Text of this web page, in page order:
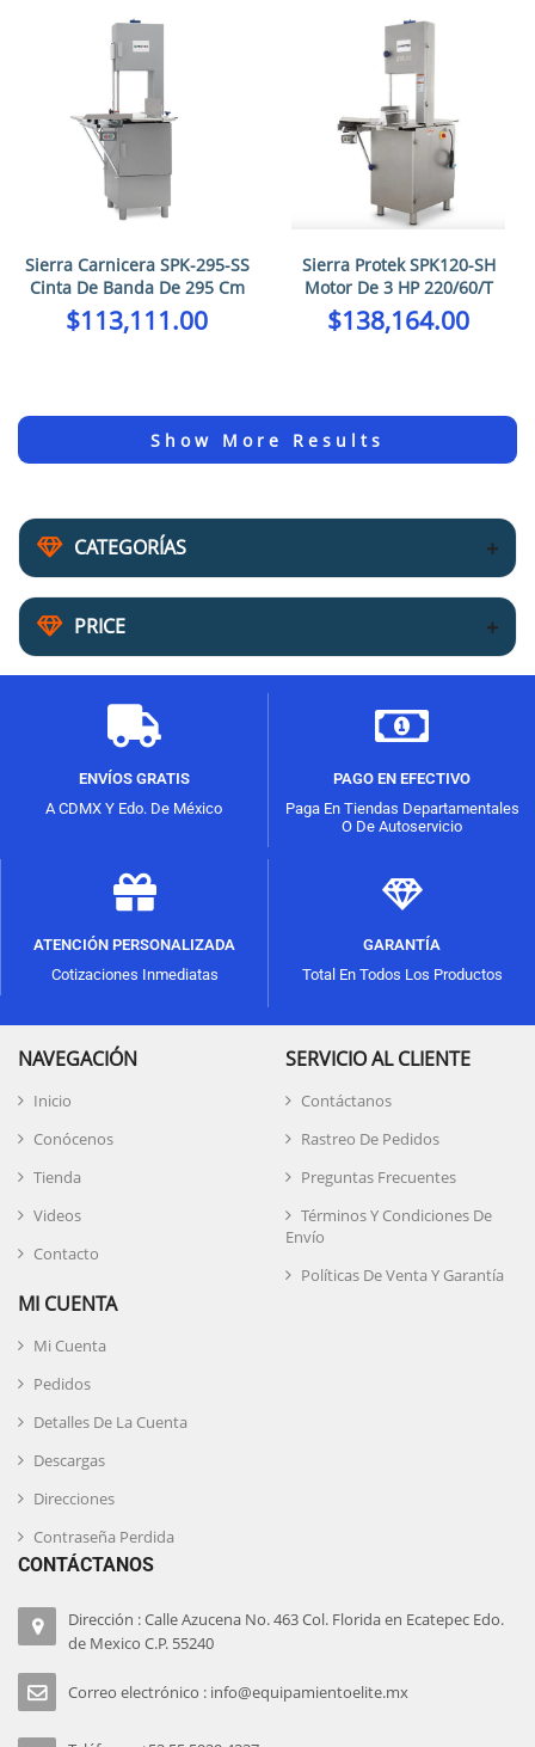
CATEGORÍAS
PRICE
Sierra Carnicera SPK-295-SS
Cinta De Banda De 295 Cm
$113,111.00
Sierra Protek SPK120-SH
Motor De 3 HP 220/60/T
$138,164.00
ENVÍOS GRATIS
A CDMX Y Edo. De México
PAGO EN EFECTIVO
Paga En Tiendas Departamentales
O De Autoservicio
ATENCIÓN PERSONALIZADA
Cotizaciones Inmediatas
GARANTÍA
Total En Todos Los Productos
NAVEGACIÓN
Inicio
Conócenos
Tienda
Videos
Contacto
SERVICIO AL CLIENTE
Contáctanos
Rastreo De Pedidos
Preguntas Frecuentes
Términos Y Condiciones De
Envío
Políticas De Venta Y Garantía
MI CUENTA
Mi Cuenta
Pedidos
Detalles De La Cuenta
Descargas
Direcciones
Contraseña Perdida
CONTÁCTANOS
Dirección : Calle Azucena No. 463 Col. Florida en Ecatepec Edo.
de Mexico C.P. 55240
Correo electrónico : info@equipamientoelite.mx